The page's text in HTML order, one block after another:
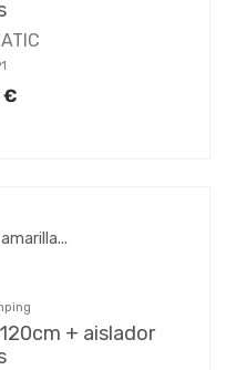
€
+ aislador